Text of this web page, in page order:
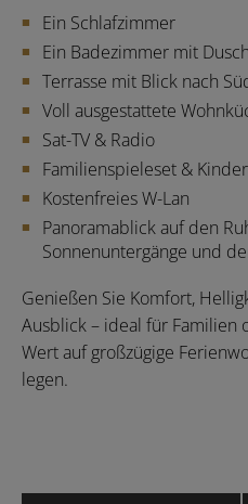
Ein Schlafzimmer
Ein Badezimmer mit
Terrasse mit Blick nach
Voll ausgestattete
Sat-TV & Radio
Familienspieleset &
Kostenfreies W-Lan
Panoramablick auf den
Sonnenuntergänge und
Genießen Sie Komfort,
Ausblick – ideal für Familien
Wert auf großzügige
legen.